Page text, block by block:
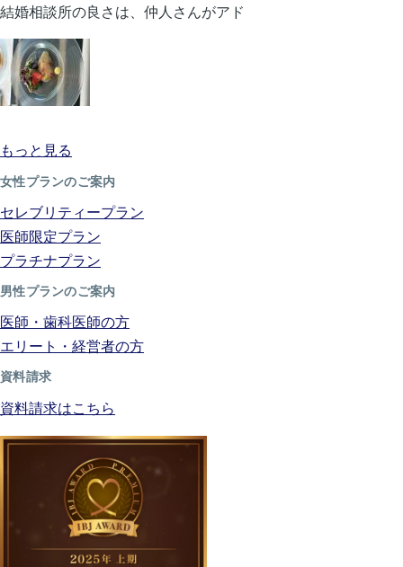
結婚相談所の良さは、仲人さんがアド
もっと見る
女性プランのご案内
セレブリティープラン
医師限定プラン
プラチナプラン
男性プランのご案内
医師・歯科医師の方
エリート・経営者の方
資料請求
資料請求はこちら